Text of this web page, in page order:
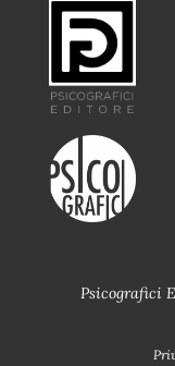
Psicografici